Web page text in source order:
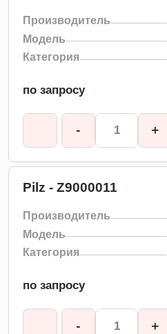
Производитель
Модель
Категория
по запросу
- +
Pilz - Z9000011
Производитель
Модель
Категория
по запросу
- +